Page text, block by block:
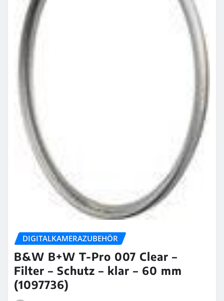
DIGITALKAMERAZUBEHÖR
B&W B+W T-Pro 007 Clear –
Filter – Schutz – klar – 60 mm
(1097736)